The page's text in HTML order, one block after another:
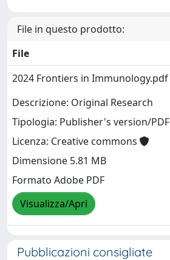
File in questo prodotto:
File
2024 Frontiers in Immunology.pdf
Descrizione: Original Research
Tipologia: Publisher's version/PDF
Licenza: Creative commons
Dimensione 5.81 MB
Formato Adobe PDF
Visualizza/Apri
Pubblicazioni consigliate